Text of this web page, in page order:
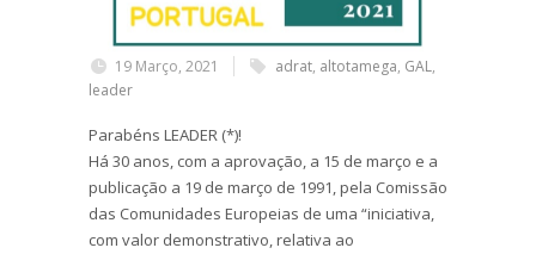
19 Março, 2021 adrat, altotamega, GAL,
leader
Parabéns LEADER (*)!
Há 30 anos, com a aprovação, a 15 de março e a
publicação a 19 de março de 1991, pela Comissão
das Comunidades Europeias de uma “iniciativa,
com valor demonstrativo, relativa ao